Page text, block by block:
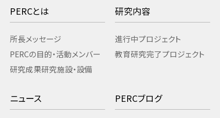
PERCとは
所長メッセージ
PERCの目的・活動メンバー
研究成果研究施設・設備
研究内容
進行中プロジェクト
教育研究完了プロジェクト
ニュース PERCブログ